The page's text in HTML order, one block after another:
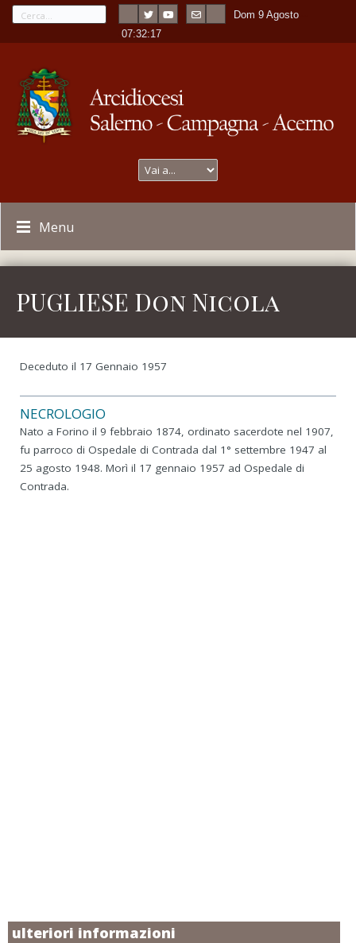
Dom 9 Agosto
-07:32:17
Menu
PUGLIESE Don Nicola
Deceduto il 17 Gennaio 1957
NECROLOGIO
Nato a Forino il 9 febbraio 1874, ordinato sacerdote nel 1907,
fu parroco di Ospedale di Contrada dal 1° settembre 1947 al
25 agosto 1948. Morì il 17 gennaio 1957 ad Ospedale di
Contrada.
ulteriori informazioni